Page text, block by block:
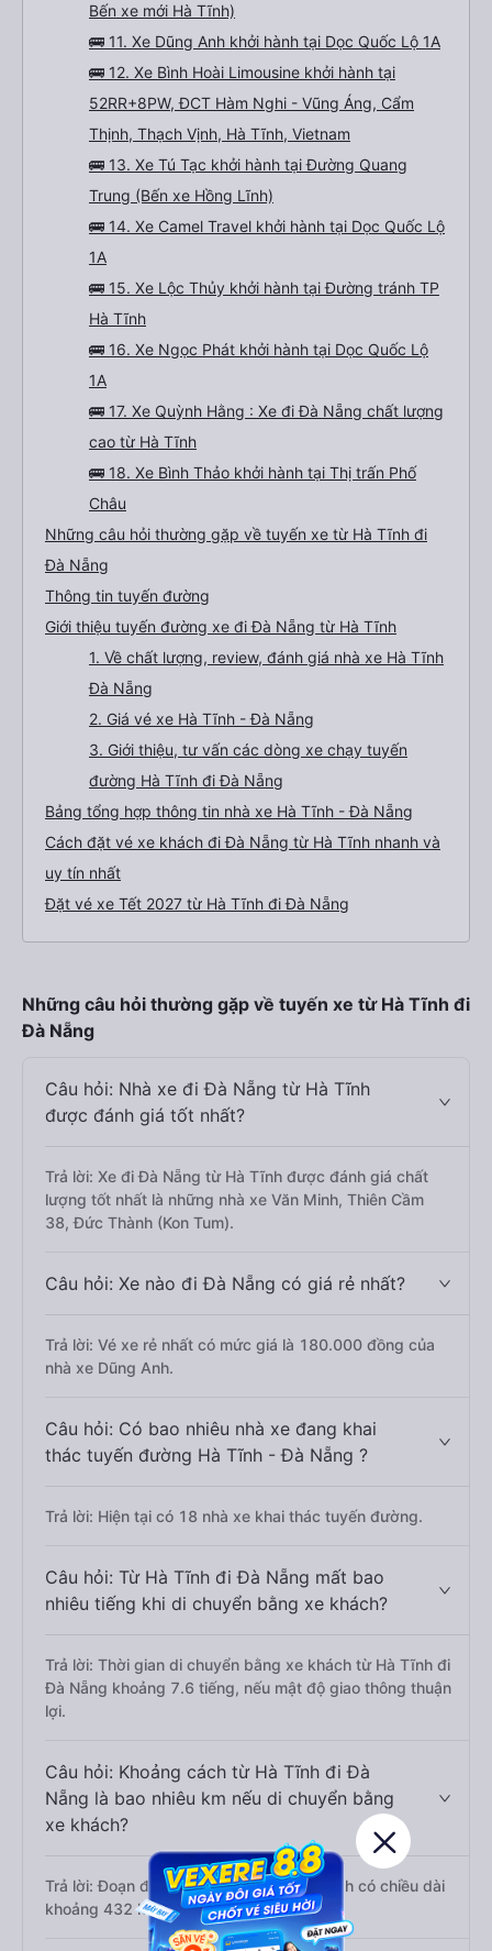
Bến xe mới Hà Tĩnh)
🚌 11. Xe Dũng Anh khởi hành tại Dọc Quốc Lộ 1A
🚌 12. Xe Bình Hoài Limousine khởi hành tại
52RR+8PW, ĐCT Hàm Nghi - Vũng Áng, Cẩm
Thịnh, Thạch Vịnh, Hà Tĩnh, Vietnam
🚌 13. Xe Tú Tạc khởi hành tại Đường Quang
Trung (Bến xe Hồng Lĩnh)
🚌 14. Xe Camel Travel khởi hành tại Dọc Quốc Lộ
1A
🚌 15. Xe Lộc Thủy khởi hành tại Đường tránh TP
Hà Tĩnh
🚌 16. Xe Ngọc Phát khởi hành tại Dọc Quốc Lộ
1A
🚌 17. Xe Quỳnh Hằng : Xe đi Đà Nẵng chất lượng
cao từ Hà Tĩnh
🚌 18. Xe Bình Thảo khởi hành tại Thị trấn Phố
Châu
Những câu hỏi thường gặp về tuyến xe từ Hà Tĩnh đi
Đà Nẵng
Thông tin tuyến đường
Giới thiệu tuyến đường xe đi Đà Nẵng từ Hà Tĩnh
1. Về chất lượng, review, đánh giá nhà xe Hà Tĩnh
Đà Nẵng
2. Giá vé xe Hà Tĩnh - Đà Nẵng
3. Giới thiệu, tư vấn các dòng xe chạy tuyến
đường Hà Tĩnh đi Đà Nẵng
Bảng tổng hợp thông tin nhà xe Hà Tĩnh - Đà Nẵng
Cách đặt vé xe khách đi Đà Nẵng từ Hà Tĩnh nhanh và
uy tín nhất
Đặt vé xe Tết 2027 từ Hà Tĩnh đi Đà Nẵng
Những câu hỏi thường gặp về tuyến xe từ Hà Tĩnh đi
Đà Nẵng
Câu hỏi: Nhà xe đi Đà Nẵng từ Hà Tĩnh
được đánh giá tốt nhất?
Trả lời: Xe đi Đà Nẵng từ Hà Tĩnh được đánh giá chất
lượng tốt nhất là những nhà xe Văn Minh, Thiên Cầm
38, Đức Thành (Kon Tum).
Câu hỏi: Xe nào đi Đà Nẵng có giá rẻ nhất?
Trả lời: Vé xe rẻ nhất có mức giá là 180.000 đồng của
nhà xe Dũng Anh.
Câu hỏi: Có bao nhiêu nhà xe đang khai
thác tuyến đường Hà Tĩnh - Đà Nẵng ?
Trả lời: Hiện tại có 18 nhà xe khai thác tuyến đường.
Câu hỏi: Từ Hà Tĩnh đi Đà Nẵng mất bao
nhiêu tiếng khi di chuyển bằng xe khách?
Trả lời: Thời gian di chuyển bằng xe khách từ Hà Tĩnh đi
Đà Nẵng khoảng 7.6 tiếng, nếu mật độ giao thông thuận
lợi.
Câu hỏi: Khoảng cách từ Hà Tĩnh đi Đà
Nẵng là bao nhiêu km nếu di chuyển bằng
xe khách?
Trả lời: Đoạn đường đi Đà Nẵng từ Hà Tĩnh có chiều dài
khoảng 432 km.